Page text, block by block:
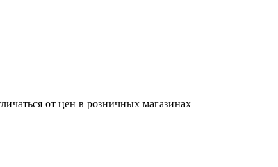
от цен в розничных магазинах